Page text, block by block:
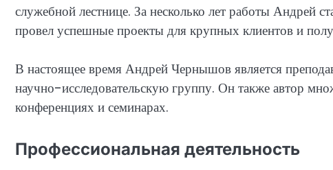
служебной лестнице. За несколько лет работы Андрей
провел успешные проекты для крупных клиентов и
В настоящее время Андрей Чернышов является
научно-исследовательскую группу. Он также автор
конференциях и семинарах.
Профессиональная деятельность